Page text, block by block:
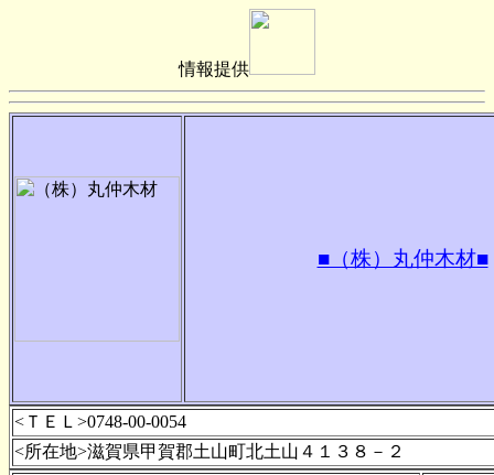
情報提供
■（株）丸仲木材■
<ＴＥＬ>0748-00-0054
<所在地>滋賀県甲賀郡土山町北土山４１３８－２